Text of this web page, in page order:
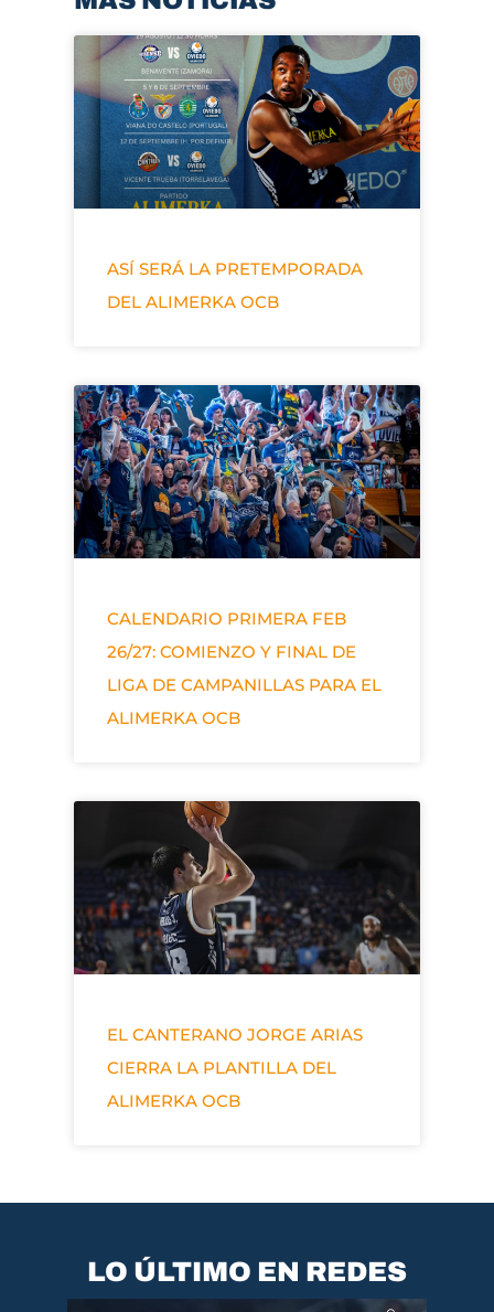
ASÍ SERÁ LA PRETEMPORADA
DEL ALIMERKA OCB
CALENDARIO PRIMERA FEB
26/27: COMIENZO Y FINAL DE
LIGA DE CAMPANILLAS PARA EL
ALIMERKA OCB
EL CANTERANO JORGE ARIAS
CIERRA LA PLANTILLA DEL
ALIMERKA OCB
LO ÚLTIMO EN REDES